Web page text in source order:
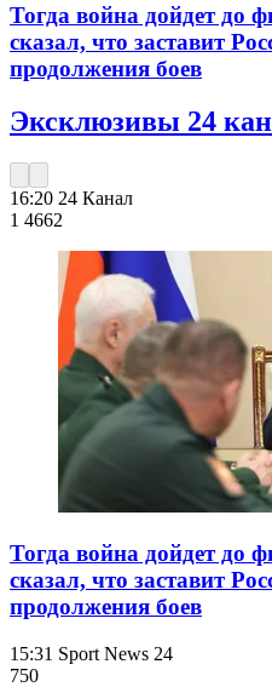
Тогда война дойдет до
сказал, что заставит
продолжения боев
Эксклюзивы 24
16:20 24 Канал
1 4662
Тогда война дойдет до
сказал, что заставит
продолжения боев
15:31 Sport News 24
750